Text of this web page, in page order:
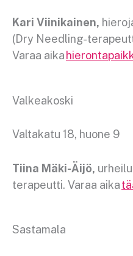
Kari Viinikainen,
(Dry Needling-
Varaa aika
Valkeakoski
Valtakatu 18, huone 9
Tiina Mäki-Äijö,
terapeutti. Varaa aika
Sastamala